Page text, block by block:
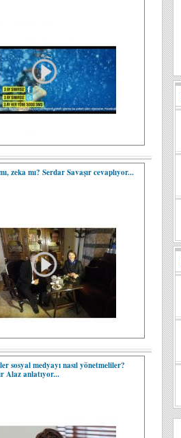
zeka mı? Serdar Savaşır cevaplıyor...
sosyal medyayı nasıl yönetmeliler?
Alaz anlatıyor...